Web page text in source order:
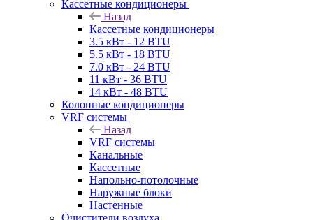
Кассетные кондиционеры
Назад
Кассетные кондиционеры
3.5 кВт - 12 BTU
5.5 кВт - 18 BTU
7.0 кВт - 24 BTU
11 кВт - 36 BTU
14 кВт - 48 BTU
Колонные кондиционеры
VRF системы
Назад
VRF системы
Канальные
Кассетные
Напольно-потолочные
Наружные блоки
Настенные
Очистители воздуха